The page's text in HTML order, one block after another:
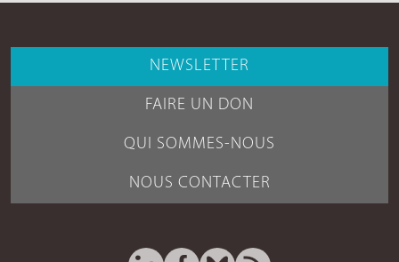
NEWSLETTER
FAIRE UN DON
QUI SOMMES-NOUS
NOUS CONTACTER